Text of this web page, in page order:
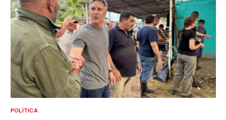
POLÍTICA